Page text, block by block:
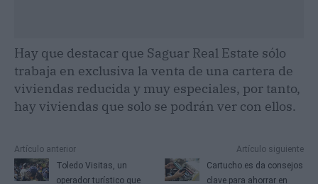
Hay que destacar que Saguar Real Estate sólo
trabaja en exclusiva la venta de una cartera de
viviendas reducida y muy especiales, por tanto,
hay viviendas que solo se podrán ver con ellos.
Artículo anterior
Toledo Visitas, un
operador turístico que
Artículo siguiente
Cartucho.es da consejos
clave para ahorrar en